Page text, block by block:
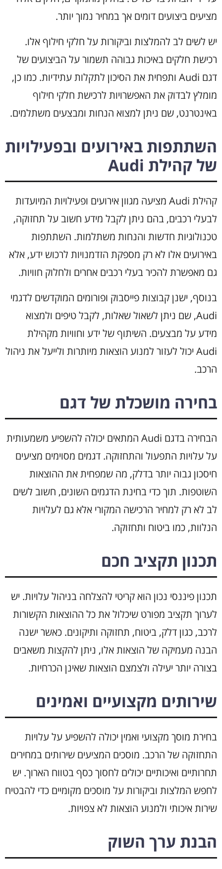
מציעים ביצועים דומים אך במחיר נמוך יותר.
יש לשים לב להמלצות וביקורות על חלקי חילוף אלו.
רכישת חלקים באיכות גבוהה תשמור על הביצועים של
דגם Audi ותפחית את הסיכון לתקלות עתידיות. כמו כן,
מומלץ לבדוק את האפשרויות לרכישת חלקי חילוף
באינטרנט, שם ניתן למצוא הנחות ומבצעים משתלמים.
השתתפות באירועים ובפעילויות
של קהילת Audi
קהילת Audi מציעה מגוון אירועים ופעילויות המיועדות
לבעלי רכבים, בהם ניתן לקבל מידע חשוב על תחזוקה,
טכנולוגיות חדשות והנחות משתלמות. השתתפות
באירועים אלו לא רק מספקת הזדמנויות לרכוש ידע, אלא
גם מאפשרת להכיר בעלי רכבים אחרים ולחלוק חוויות.
בנוסף, ישנן קבוצות פייסבוק ופורומים המוקדשים לדגמי
Audi, שם ניתן לשאול שאלות, לקבל טיפים ולמצוא
מידע על מבצעים. השיתוף של ידע וחוויות מקהילת
Audi יכול לעזור למנוע הוצאות מיותרות ולייעל את ניהול
הרכב.
בחירה מושכלת של דגם
הבחירה בדגם Audi המתאים יכולה להשפיע משמעותית
על עלויות התפעול והתחזוקה. דגמים מסוימים מציעים
חיסכון גבוה יותר בדלק, מה שמפחית את ההוצאות
השוטפות. תוך כדי בחינת הדגמים השונים, חשוב לשים
לב לא רק למחיר הרכישה המקורי אלא גם לעלויות
הנלוות, כמו ביטוח ותחזוקה.
תכנון תקציב חכם
תכנון פיננסי נכון הוא קריטי להצלחה בניהול עלויות. יש
לערוך תקציב מפורט שיכלול את כל ההוצאות הקשורות
לרכב, כגון דלק, ביטוח, תחזוקה ותיקונים. כאשר ישנה
הבנה מעמיקה של הוצאות אלו, ניתן להקצות משאבים
בצורה יותר יעילה ולצמצם הוצאות שאינן הכרחיות.
שירותים מקצועיים ואמינים
בחירת מוסך מקצועי ואמין יכולה להשפיע על עלויות
התחזוקה של הרכב. מוסכים המציעים שירותים במחירים
תחרותיים ואיכותיים יכולים לחסוך כסף בטווח הארוך. יש
לחפש המלצות וביקורות על מוסכים מקומיים כדי להבטיח
שירות איכותי ולמנוע הוצאות לא צפויות.
הבנת ערך השוק